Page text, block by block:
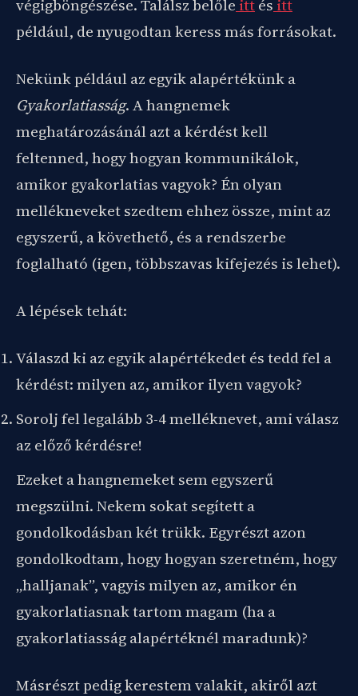
végigböngészése. Találsz belőle ittés itt
például, de nyugodtan keress más forrásokat.
Nekünk például az egyik alapértékünk a
Gyakorlatiasság. A hangnemek
meghatározásánál azt a kérdést kell
feltenned, hogy hogyan kommunikálok,
amikor gyakorlatias vagyok? Én olyan
mellékneveket szedtem ehhez össze, mint az
egyszerű, a követhető, és a rendszerbe
foglalható (igen, többszavas kifejezés is lehet).
A lépések tehát:
Válaszd ki az egyik alapértékedet és tedd fel a
kérdést: milyen az, amikor ilyen vagyok?
Sorolj fel legalább 3-4 melléknevet, ami válasz
az előző kérdésre!
Ezeket a hangnemeket sem egyszerű
megszülni. Nekem sokat segített a
gondolkodásban két trükk. Egyrészt azon
gondolkodtam, hogy hogyan szeretném, hogy
„halljanak”, vagyis milyen az, amikor én
gyakorlatiasnak tartom magam (ha a
gyakorlatiasság alapértéknél maradunk)?
Másrészt pedig kerestem valakit, akiről azt